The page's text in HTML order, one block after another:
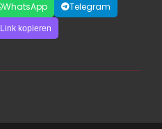
WhatsApp
Telegram
Link kopieren